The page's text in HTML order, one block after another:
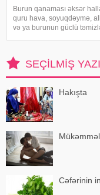
Burun qanaması əksər
quru hava, soyuqdəymə,
və ya burunun güclü
tez-tez təkrarlanır, çox
ya çətin dayanırsa, mütlə
SEÇILMIŞ
Hakışta
Cəfərinin